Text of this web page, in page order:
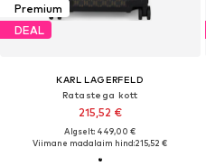
Premium
DEAL
KARL LAGERFELD
Ratastega kott
215,52 €
Algselt: 449,00 €
Viimane madalaim hind:215,52 €